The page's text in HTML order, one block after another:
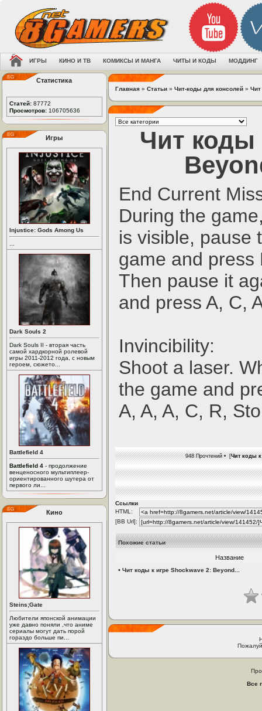
ИГРЫ КИНО И ТВ КОМИКСЫ И МАНГА ЧИТЫ И КОДЫ МОДДИНГ
Статистика
Статей: 87772
Просмотров: 106705636
Игры
Injustice: Gods Among Us
Dark Souls 2
Dark Souls II - вторая часть
самой хардкорной ролевой
игры 2011-2012 года, с новым
героем, сюжето...
Battlefield 4
Battlefield 4 - продолжение
венценосного мультиплеер-
ориентированного шутера от
первого ли...
Кино
Steins;Gate
Любители японской анимации
уже давно поняли ,что аниме
сериалы могут дать порой
гораздо больше пи...
Главная » Статьи » Чит-коды для консолей » Чит
Чит коды
End Current
During the
is visible, pause
game and press
Then pause it
and press A, C,
Invincibility:
Shoot a laser.
the game and
A, A, A, C, R,
948 Прочтений • [Чит коды к
Ссылки
HTML:
[BB Url]:
Похожие статьи
Название
• Чит коды к игре Shockwave 2: Beyond...
Все